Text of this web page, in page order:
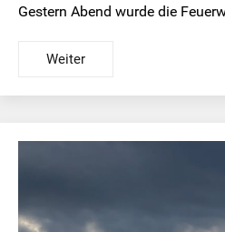
Gestern Abend wurde die
Weiter